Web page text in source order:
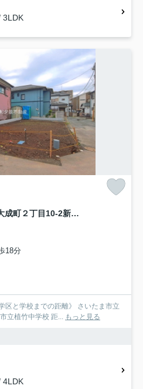
3LDK
《仲介手数料無料》北区東大成町２丁目10-2新築一戸建て‎
18分
立植竹中学校 距... もっと見る
4LDK